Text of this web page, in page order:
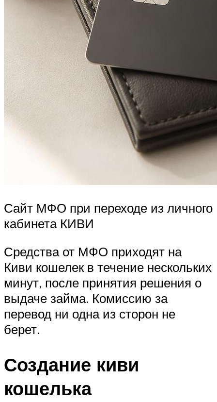
Сайт МФО при переходе из личного
кабинета КИВИ
Средства от МФО приходят на
Киви кошелек в течение нескольких
минут, после принятия решения о
выдаче займа. Комиссию за
перевод ни одна из сторон не
берет.
Создание киви
кошелька